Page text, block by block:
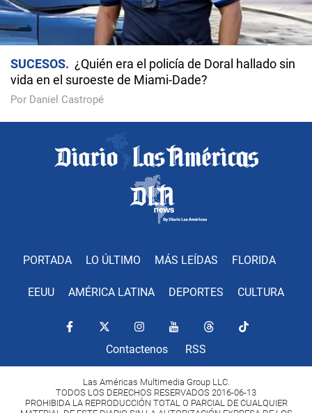
SUCESOS
¿Quién era el policía de Doral hallado sin
vida en el suroeste de Miami-Dade?
Por Daniel Castropé
PORTADA LO ÚLTIMO MÁS LEÍDAS FLORIDA
EEUU AMÉRICA LATINA DEPORTES CULTURA
Contactenos RSS
Las Américas Multimedia Group LLC.
TODOS LOS DERECHOS RESERVADOS 2016-06-13
PROHIBIDA LA REPRODUCCIÓN TOTAL O PARCIAL DE CUALQUIER